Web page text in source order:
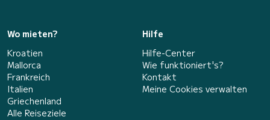
Wo mieten?
Kroatien
Mallorca
Frankreich
Italien
Griechenland
Alle Reiseziele
Hilfe
Hilfe-Center
Wie funktioniert's?
Kontakt
Meine Cookies verwalten